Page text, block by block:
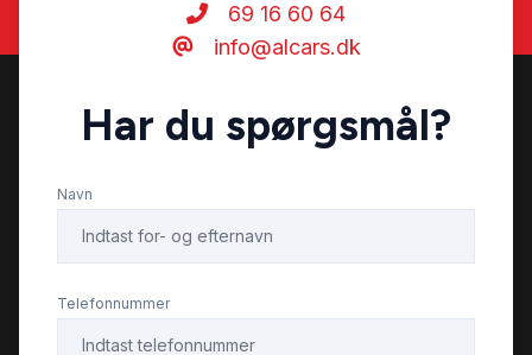
69 16 60 64
info@alcars.dk
Har du spørgsmål?
Navn
Telefonnummer